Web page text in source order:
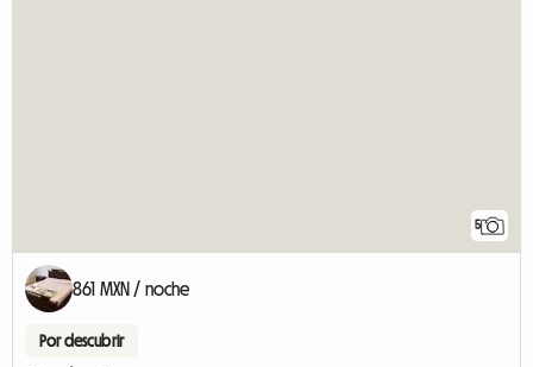
5
861 MXN / noche
Por descubrir